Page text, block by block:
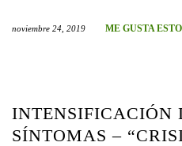
noviembre 24, 2019 ME GUSTA
INTENSIFICACIÓN
SÍNTOMAS –